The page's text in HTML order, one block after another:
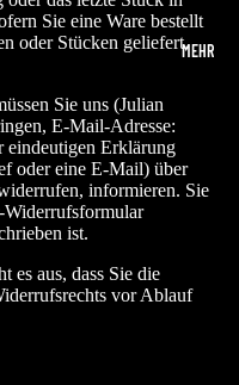
MEHR
Sie eine Ware bestellt
oder Stücken geliefert
Sie uns (Julian
E-Mail-Adresse:
eindeutigen Erklärung
oder eine E-Mail) über
informieren. Sie
Widerrufsformular
ist.
es aus, dass Sie die
vor Ablauf